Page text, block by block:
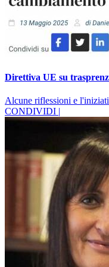
Direttiva UE su
Alcune riflessioni e
CONDIVIDI |